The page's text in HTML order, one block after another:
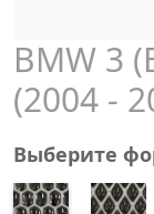
BMW 3
(2004 -
Выберите